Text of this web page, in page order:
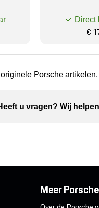
Direct
€
Porsche artikelen.
u vragen? Wij
Meer Porsche